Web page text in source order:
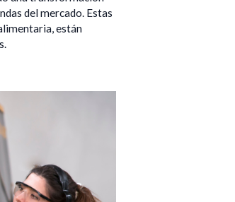
del mercado. Estas
están